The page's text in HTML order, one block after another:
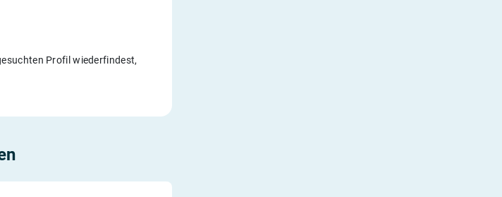
Profil wiederfindest,